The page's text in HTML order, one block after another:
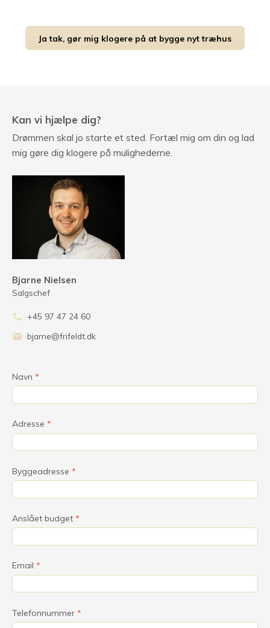
Ja tak, gør mig klogere på at bygge nyt træhus
Kan vi hjælpe dig?
Drømmen skal jo starte et sted. Fortæl mig om din og lad
mig gøre dig klogere på mulighederne.
Bjarne Nielsen
Salgschef
phone +45 97 47 24 60
mail bjarne@frifeldt.dk
Navn *
Adresse *
Byggeadresse *
Anslået budget *
Email *
Telefonnummer *